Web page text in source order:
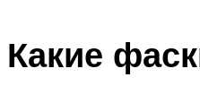
Какие